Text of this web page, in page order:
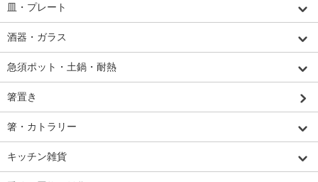
皿・プレート
酒器・ガラス
急須ポット・土鍋・耐熱
箸置き
箸・カトラリー
キッチン雑貨